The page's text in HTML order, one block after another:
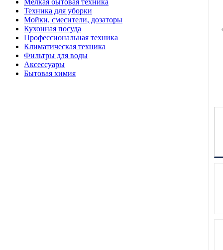
Мелкая бытовая техника
Техника для уборки
Мойки, смесители, дозаторы
Кухонная посуда
Профессиональная техника
Климатическая техника
Фильтры для воды
Аксессуары
Бытовая химия